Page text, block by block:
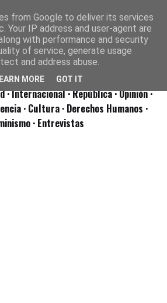
· Internacional· República· Opinión·
·Cultura · Derechos Humanos ·
·Entrevistas
from Google to deliver its services
Your IP address and user-agent are
with performance and security
of service, generate usage
and address abuse.
MORE GOT IT